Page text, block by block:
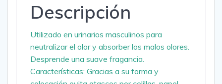
Descripción
Utilizado en urinarios masculinos para
neutralizar el olor y absorber los malos olores.
Desprende una suave fragancia.
Características: Gracias a su forma y